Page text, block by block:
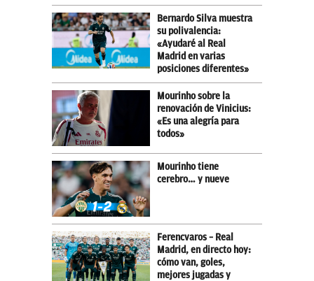
Bernardo Silva muestra
su polivalencia:
«Ayudaré al Real
Madrid en varias
posiciones diferentes»
Mourinho sobre la
renovación de Vinicius:
«Es una alegría para
todos»
Mourinho tiene
cerebro… y nueve
Ferencvaros – Real
Madrid, en directo hoy:
cómo van, goles,
mejores jugadas y